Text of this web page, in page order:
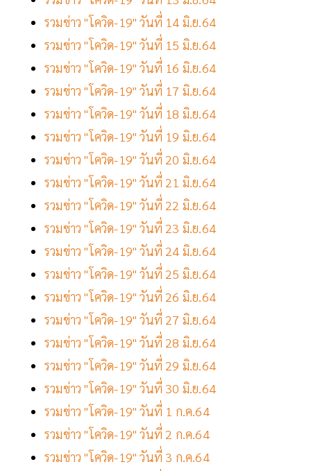
รวมข่าว "โควิด-19" วันที่ 14 มิ.ย.64
รวมข่าว "โควิด-19" วันที่ 15 มิ.ย.64
รวมข่าว "โควิด-19" วันที่ 16 มิ.ย.64
รวมข่าว "โควิด-19" วันที่ 17 มิ.ย.64
รวมข่าว "โควิด-19" วันที่ 18 มิ.ย.64
รวมข่าว "โควิด-19" วันที่ 19 มิ.ย.64
รวมข่าว "โควิด-19" วันที่ 20 มิ.ย.64
รวมข่าว "โควิด-19" วันที่ 21 มิ.ย.64
รวมข่าว "โควิด-19" วันที่ 22 มิ.ย.64
รวมข่าว "โควิด-19" วันที่ 23 มิ.ย.64
รวมข่าว "โควิด-19" วันที่ 24 มิ.ย.64
รวมข่าว "โควิด-19" วันที่ 25 มิ.ย.64
รวมข่าว "โควิด-19" วันที่ 26 มิ.ย.64
รวมข่าว "โควิด-19" วันที่ 27 มิ.ย.64
รวมข่าว "โควิด-19" วันที่ 28 มิ.ย.64
รวมข่าว "โควิด-19" วันที่ 29 มิ.ย.64
รวมข่าว "โควิด-19" วันที่ 30 มิ.ย.64
รวมข่าว "โควิด-19" วันที่ 1 ก.ค.64
รวมข่าว "โควิด-19" วันที่ 2 ก.ค.64
รวมข่าว "โควิด-19" วันที่ 3 ก.ค.64